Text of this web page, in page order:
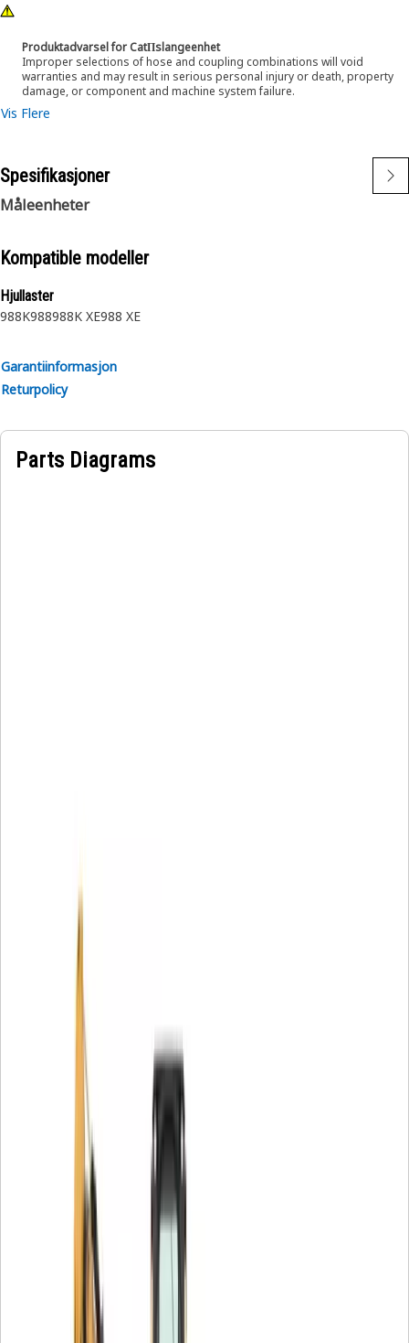
Produktadvarsel for CatΠslangeenhet
Improper selections of hose and coupling combinations will void
warranties and may result in serious personal injury or death, property
damage, or component and machine system failure.
Vis Flere
Spesifikasjoner
Måleenheter
Kompatible modeller
Hjullaster
988K988988K XE988 XE
Garantiinformasjon
Returpolicy
Parts Diagrams